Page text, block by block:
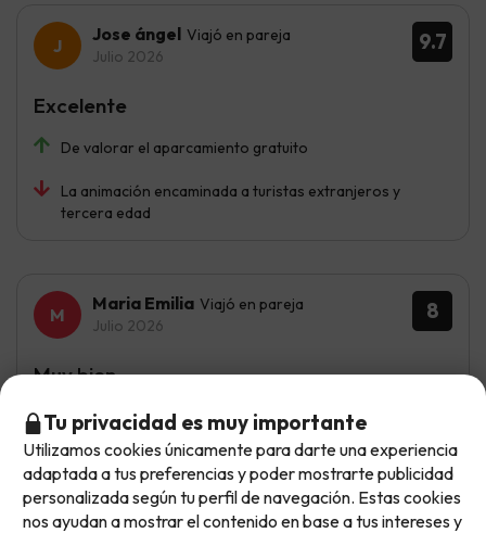
9.7
Jose ángel Viajó en pareja
Julio 2026
De valorar el aparcamiento gratuito
La animación encaminada a turistas extranjeros y
tercera edad
Excelente
8
Maria Emilia Viajó en pareja
Julio 2026
La cercanía a la playa y a la vez la tranquilidad
La comida era muy deficiente , poco donde elegir y
sobretodo los pescados secos,
Muy bien
No llegas tarde: llegas al siguiente.
Este chollo ya ha caducado, pero cada día lanzamos
nuevas oportunidades para viajar mejor y pagar
Tu privacidad es muy importante
Utilizamos cookies únicamente para darte una experiencia
adaptada a tus preferencias y poder mostrarte publicidad
personalizada según tu perfil de navegación. Estas cookies
nos ayudan a mostrar el contenido en base a tus intereses y